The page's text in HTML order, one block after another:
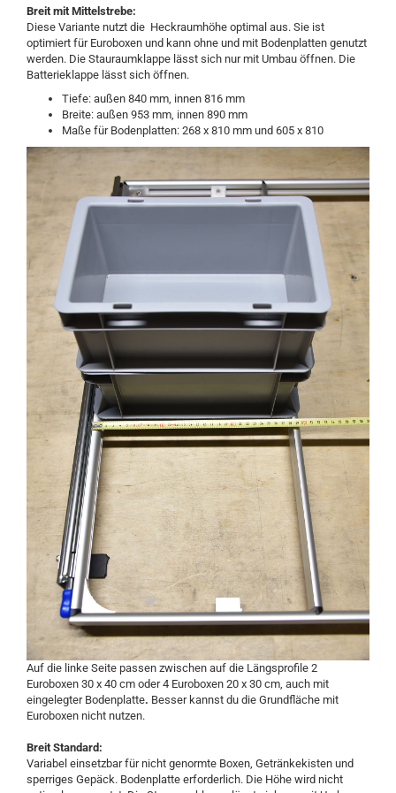
Breit mit Mittelstrebe:
Diese Variante nutzt die Heckraumhöhe optimal aus. Sie ist
optimiert für Euroboxen und kann ohne und mit Bodenplatten genutzt
werden. Die Stauraumklappe lässt sich nur mit Umbau öffnen. Die
Batterieklappe lässt sich öffnen.
Tiefe: außen 840 mm, innen 816 mm
Breite: außen 953 mm, innen 890 mm
Maße für Bodenplatten: 268 x 810 mm und 605 x 810
Auf die linke Seite passen zwischen auf die Längsprofile 2
Euroboxen 30 x 40 cm oder 4 Euroboxen 20 x 30 cm, auch mit
eingelegter Bodenplatte. Besser kannst du die Grundfläche mit
Euroboxen nicht nutzen.
Breit Standard:
Variabel einsetzbar für nicht genormte Boxen, Getränkekisten und
sperriges Gepäck. Bodenplatte erforderlich. Die Höhe wird nicht